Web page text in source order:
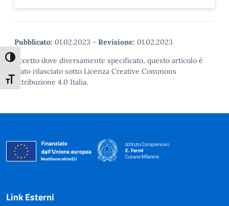
Attiva/disattiva alto contrasto
Attiva/disattiva dimensione testo
Pubblicato: 01.02.2023 - Revisione: 01.02.2023
Eccetto dove diversamente specificato, questo articolo è
stato rilasciato sotto Licenza Creative Commons
Attribuzione 4.0 Italia.
Istituto Comprensivo
E. Fermi
Cusano Milanino
Link Esterni